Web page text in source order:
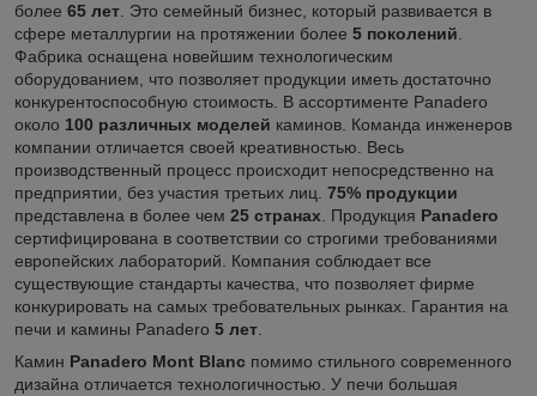
более 65 лет. Это семейный бизнес, который развивается в
сфере металлургии на протяжении более 5 поколений.
Фабрика оснащена новейшим технологическим
оборудованием, что позволяет продукции иметь достаточно
конкурентоспособную стоимость. В ассортименте Panadero
около 100 различных моделей каминов. Команда инженеров
компании отличается своей креативностью. Весь
производственный процесс происходит непосредственно на
предприятии, без участия третьих лиц. 75% продукции
представлена в более чем 25 странах. Продукция Panadero
сертифицирована в соответствии со строгими требованиями
европейских лабораторий. Компания соблюдает все
существующие стандарты качества, что позволяет фирме
конкурировать на самых требовательных рынках. Гарантия на
печи и камины Panadero 5 лет.
Камин Panadero Mont Blanc помимо стильного современного
дизайна отличается технологичностью. У печи большая